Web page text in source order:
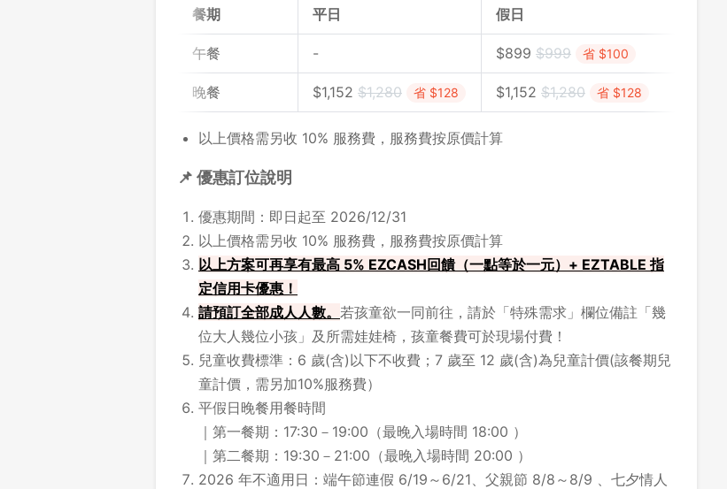
餐期 平日 假日
午餐 - $899 $999 省 $100
晚餐 $1,152 $1,280 省 $128 $1,152 $1,280 省 $128
以上價格需另收 10% 服務費，服務費按原價計算
📌 優惠訂位說明
優惠期間：即日起至 2026/12/31
以上價格需另收 10% 服務費，服務費按原價計算
以上方案可再享有最高 5% EZCASH回饋（一點等於一元）+ EZTABLE 指
定信用卡優惠！
請預訂全部成人人數。 若孩童欲一同前往，請於「特殊需求」欄位備註「幾
位大人幾位小孩」及所需娃娃椅，孩童餐費可於現場付費！
兒童收費標準：6 歲(含)以下不收費；7 歲至 12 歲(含)為兒童計價(該餐期兒
童計價，需另加10%服務費）
平假日晚餐用餐時間
｜第一餐期：17:30－19:00（最晚入場時間 18:00 ）
｜第二餐期：19:30－21:00（最晚入場時間 20:00 ）
2026 年不適用日：端午節連假 6/19～6/21、父親節 8/8～8/9 、七夕情人